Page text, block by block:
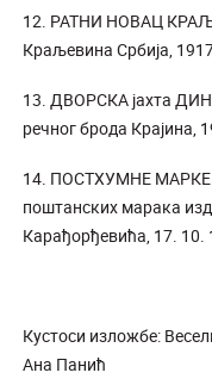
12. РАТНИ НОВАЦ
Краљевина Србија,
13. ДВОРСКА јахта
речног брода Крајина,
14. ПОСТХУМНЕ
поштанских марака
Карађорђевића, 17. 10.
Кустоси изложбе:
Ана Панић